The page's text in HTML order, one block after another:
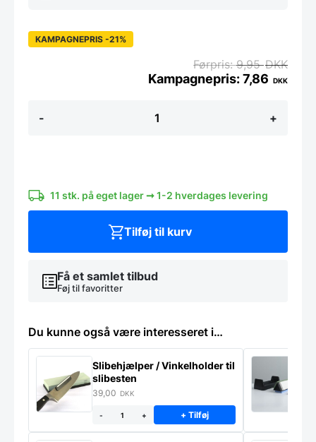
-
stærk
stk)
antal
+
KAMPAGNEPRIS -21%
9,95DKK
7,86 DKK
11 stk. på eget lager ➞ 1-2 hverdages levering
Få et samlet tilbud
Føj til favoritter
Tilføj til kurv
Du kunne også være interesseret i…
Slibehjælper / Vinkelholder til
slibesten
39,00 DKK
- + + Tilføj